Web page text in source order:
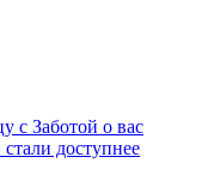
с Заботой о вас
доступнее